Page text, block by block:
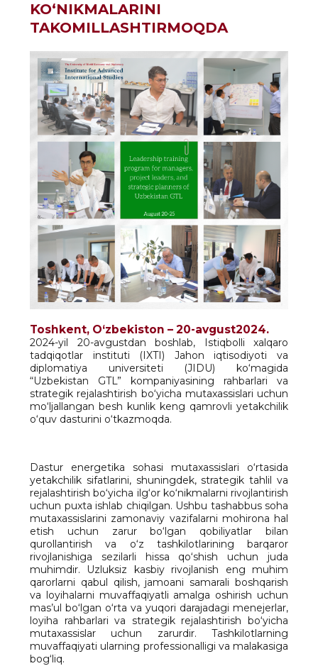
KO‘NIKMALARINI
TAKOMILLASHTIRMOQDA
Toshkent, O‘zbekiston – 20-avgust2024.
2024-yil 20-avgustdan boshlab, Istiqbolli xalqaro
tadqiqotlar instituti (IXTI) Jahon iqtisodiyoti va
diplomatiya universiteti (JIDU) ko‘magida
“Uzbekistan GTL” kompaniyasining rahbarlari va
strategik rejalashtirish bo‘yicha mutaxassislari uchun
mo‘ljallangan besh kunlik keng qamrovli yetakchilik
o‘quv dasturini o‘tkazmoqda.
Dastur energetika sohasi mutaxassislari o‘rtasida
yetakchilik sifatlarini, shuningdek, strategik tahlil va
rejalashtirish bo‘yicha ilg‘or ko‘nikmalarni rivojlantirish
uchun puxta ishlab chiqilgan. Ushbu tashabbus soha
mutaxassislarini zamonaviy vazifalarni mohirona hal
etish uchun zarur bo‘lgan qobiliyatlar bilan
qurollantirish va o‘z tashkilotlarining barqaror
rivojlanishiga sezilarli hissa qo‘shish uchun juda
muhimdir. Uzluksiz kasbiy rivojlanish eng muhim
qarorlarni qabul qilish, jamoani samarali boshqarish
va loyihalarni muvaffaqiyatli amalga oshirish uchun
mas’ul bo‘lgan o‘rta va yuqori darajadagi menejerlar,
loyiha rahbarlari va strategik rejalashtirish bo‘yicha
mutaxassislar uchun zarurdir. Tashkilotlarning
muvaffaqiyati ularning professionalligi va malakasiga
bog‘liq.